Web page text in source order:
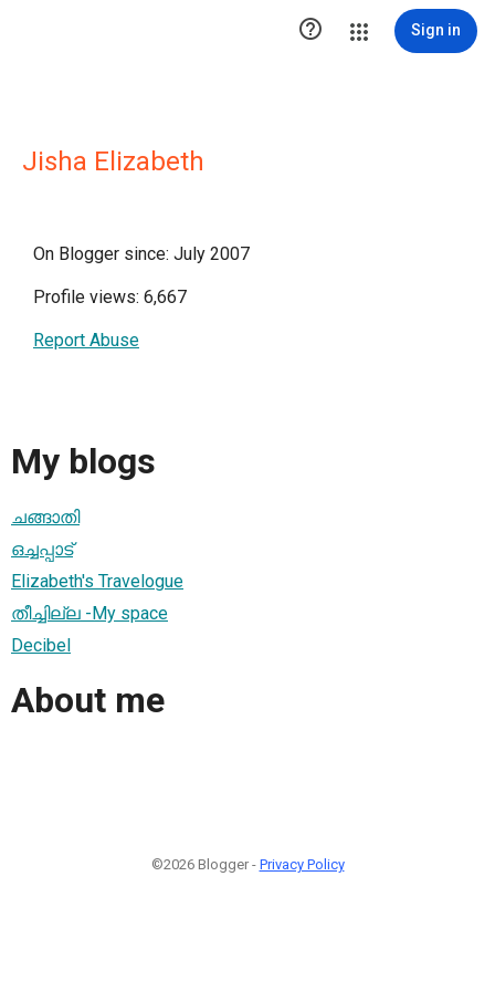
 Sign in
Jisha Elizabeth
On Blogger since: July 2007
Profile views: 6,667
Report Abuse
My blogs
ചങ്ങാതി
ഒച്ചപ്പാട്
Elizabeth's Travelogue
തീച്ചില്ല -My space
Decibel
About me
©2026 Blogger - Privacy Policy